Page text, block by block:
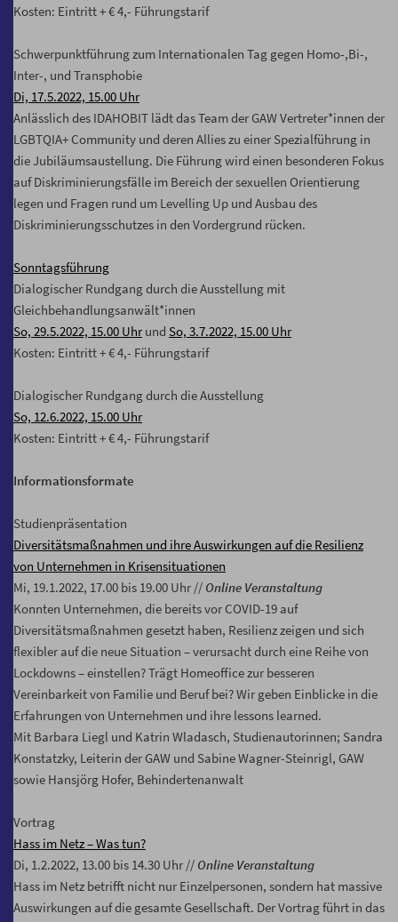
Kosten: Eintritt + € 4,- Führungstarif
Schwerpunktführung zum Internationalen Tag gegen Homo-,Bi-,
Inter-, und Transphobie
Di, 17.5.2022, 15.00 Uhr
Anlässlich des IDAHOBIT lädt das Team der GAW Vertreter*innen der
LGBTQIA+ Community und deren Allies zu einer Spezialführung in
die Jubiläumsaustellung. Die Führung wird einen besonderen Fokus
auf Diskriminierungsfälle im Bereich der sexuellen Orientierung
legen und Fragen rund um Levelling Up und Ausbau des
Diskriminierungsschutzes in den Vordergrund rücken.
Sonntagsführung
Dialogischer Rundgang durch die Ausstellung mit
Gleichbehandlungsanwält*innen
So, 29.5.2022, 15.00 Uhr und So, 3.7.2022, 15.00 Uhr
Kosten: Eintritt + € 4,- Führungstarif
Dialogischer Rundgang durch die Ausstellung
So, 12.6.2022, 15.00 Uhr
Kosten: Eintritt + € 4,- Führungstarif
Informationsformate
Studienpräsentation
Diversitätsmaßnahmen und ihre Auswirkungen auf die Resilienz
von Unternehmen in Krisensituationen
Mi, 19.1.2022, 17.00 bis 19.00 Uhr // Online Veranstaltung
Konnten Unternehmen, die bereits vor COVID-19 auf
Diversitätsmaßnahmen gesetzt haben, Resilienz zeigen und sich
flexibler auf die neue Situation – verursacht durch eine Reihe von
Lockdowns – einstellen? Trägt Homeoffice zur besseren
Vereinbarkeit von Familie und Beruf bei? Wir geben Einblicke in die
Erfahrungen von Unternehmen und ihre lessons learned.
Mit Barbara Liegl und Katrin Wladasch, Studienautorinnen; Sandra
Konstatzky, Leiterin der GAW und Sabine Wagner-Steinrigl, GAW
sowie Hansjörg Hofer, Behindertenanwalt
Vortrag
Hass im Netz – Was tun?
Di, 1.2.2022, 13.00 bis 14.30 Uhr // Online Veranstaltung
Hass im Netz betrifft nicht nur Einzelpersonen, sondern hat massive
Auswirkungen auf die gesamte Gesellschaft. Der Vortrag führt in das